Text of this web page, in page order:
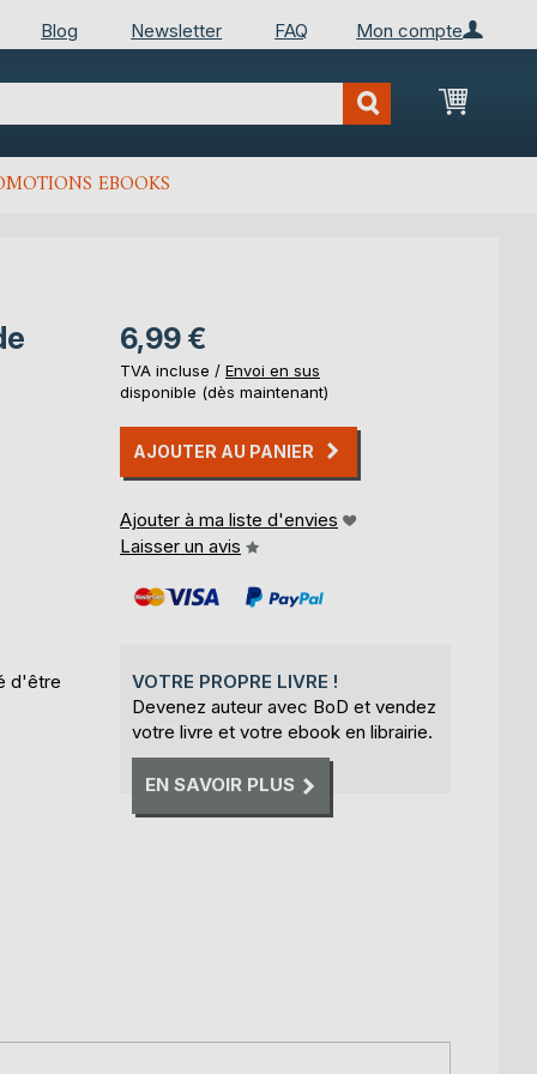
Mon compte
Blog Newsletter FAQ
Mon
EBOOKS
d'être
6,99 €
TVA incluse / Envoi en sus
disponible (dès maintenant)
AJOUTER AU PANIER
Ajouter à ma liste d'envies
Laisser un avis
VOTRE PROPRE LIVRE !
Devenez auteur avec BoD et vendez
votre livre et votre ebook en librairie.
EN SAVOIR PLUS